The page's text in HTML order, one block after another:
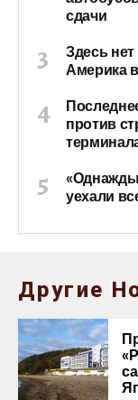
сдачи
Здесь
Америка
против
уехали
Другие